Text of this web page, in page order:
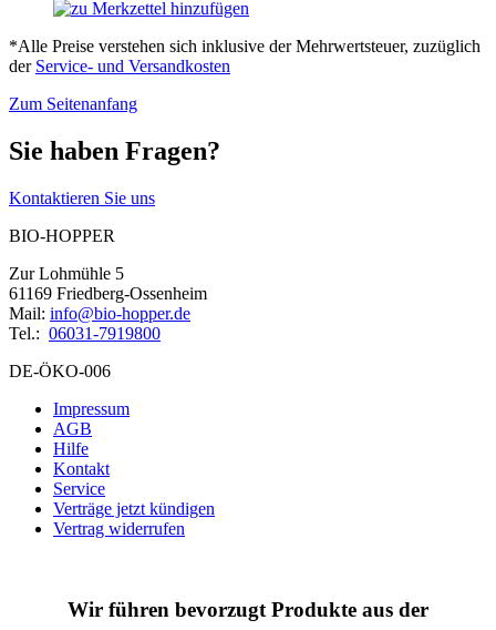
*Alle Preise verstehen sich inklusive der Mehrwertsteuer, zuzüglich
der Service- und Versandkosten
Zum Seitenanfang
Sie haben Fragen?
Kontaktieren Sie uns
BIO-HOPPER
Zur Lohmühle 5
61169 Friedberg-Ossenheim
Mail: info@bio-hopper.de
Tel.: 06031-7919800
DE-ÖKO-006
Impressum
AGB
Hilfe
Kontakt
Service
Verträge jetzt kündigen
Vertrag widerrufen
Wir führen bevorzugt Produkte aus der